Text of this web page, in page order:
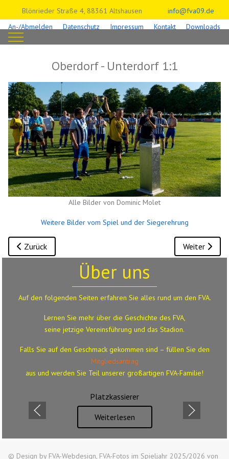
Blönrieder Straße 4, 88361 Altshausen
info@fva09.de
An-/Abmelden
Datenschutz Impressum Kontakt
Downloads
Mobile Menu Toggle
Oberdorf - Unterdorf 1:1
Alle Bilder von Dominic Molet
Weitere Bilder vom Spiel und der Siegerehrung
Vorheriger Beitrag: Schiedsrichterneulingskurs
Zurück Nächster
Weiter
Über uns
Auf den folgenden Seiten erfahren Sie alles rund um den FVA.
Lernen Sie mehr über die Geschichte des FVA,
seine jetzige Vereinsführung und das Stadion.
Falls Sie auf den Geschmack gekommen sind – füllen Sie den
Mitgliedsantrag
aus und werden Sie Teil unserer großartigen FVA-Familie!
Platzkassierer
Weiterlesen
© Design by FVA-Webdesign, FVA-Fotos im Spieljahr 2025/2026 von